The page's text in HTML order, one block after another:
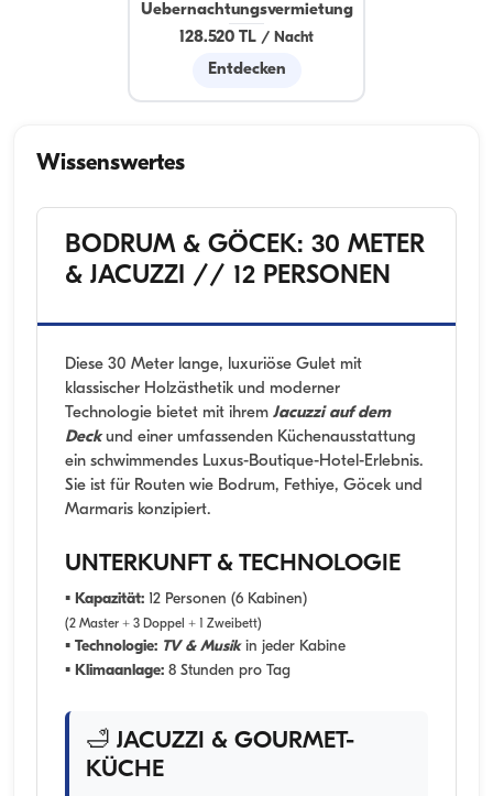
Uebernachtungsvermietung
128.520 TL / Nacht
Entdecken
Wissenswertes
BODRUM & GÖCEK: 30 METER
& JACUZZI // 12 PERSONEN
Diese 30 Meter lange, luxuriöse Gulet mit
klassischer Holzästhetik und moderner
Technologie bietet mit ihrem Jacuzzi auf dem
Deckund einer umfassenden Küchenausstattung
ein schwimmendes Luxus-Boutique-Hotel-Erlebnis.
Sie ist für Routen wie Bodrum, Fethiye, Göcek und
Marmaris konzipiert.
UNTERKUNFT & TECHNOLOGIE
▪ Kapazität: 12 Personen (6 Kabinen)
(2 Master + 3 Doppel + 1 Zweibett)
▪ Technologie: TV & Musikin jeder Kabine
▪ Klimaanlage: 8 Stunden pro Tag
🛁 JACUZZI & GOURMET-
KÜCHE